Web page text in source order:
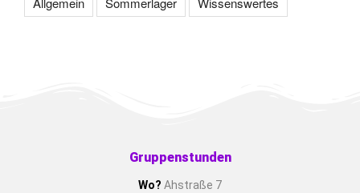
Gruppenstunden
Wo? Ahstraße 7